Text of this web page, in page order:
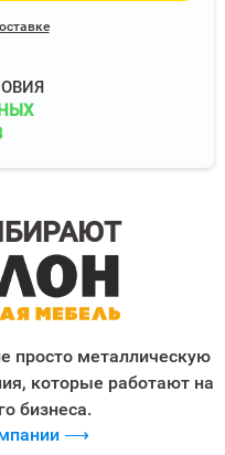
просто металлическую
которые работают на
бизнеса.
⟶